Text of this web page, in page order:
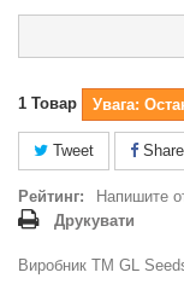
1 Товар Увага:
Tweet Share
Рейтинг:
Напишите
Друкувати
Виробник ТМ GL